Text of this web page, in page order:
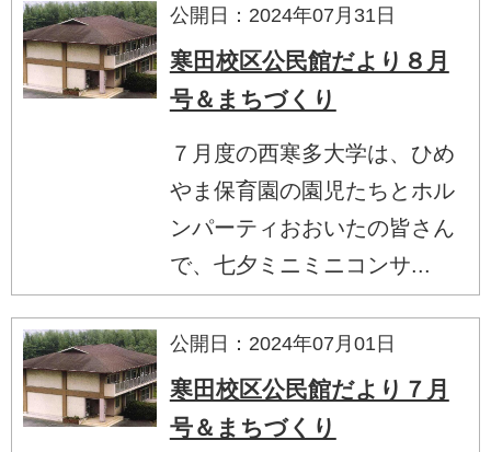
公開日：2024年07月31日
寒田校区公民館だより８月
号＆まちづくり
７月度の西寒多大学は、ひめ
やま保育園の園児たちとホル
ンパーティおおいたの皆さん
で、七夕ミニミニコンサ...
公開日：2024年07月01日
寒田校区公民館だより７月
号＆まちづくり